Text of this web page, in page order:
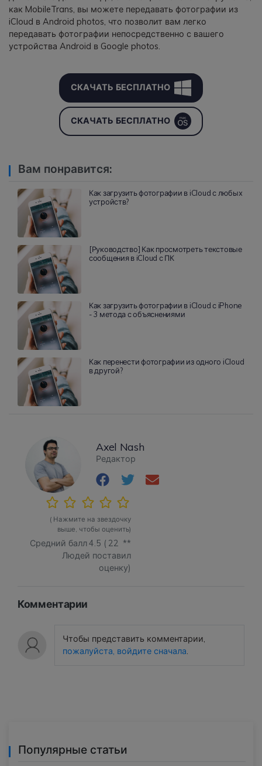
как MobileTrans, вы можете передавать фотографии из
iCloud в Android photos, что позволит вам легко
передавать фотографии непосредственно с вашего
устройства Android в Google photos.
СКАЧАТЬ БЕСПЛАТНО
СКАЧАТЬ БЕСПЛАТНО
Вам понравится:
Как загрузить фотографии в iCloud с любых
устройств?
[Руководство] Как просмотреть текстовые
сообщения в iCloud с ПК
Как загрузить фотографии в iCloud с iPhone
- 3 метода с объяснениями
Как перенести фотографии из одного iCloud
в другой?
Axel Nash
Редактор
( Нажмите на звездочку
выше, чтобы оценить)
Средний балл4.5 ( 22 **
Людей поставил
оценку)
Комментарии
Чтобы представить комментарии,
пожалуйста, войдите сначала.
Популярные статьи